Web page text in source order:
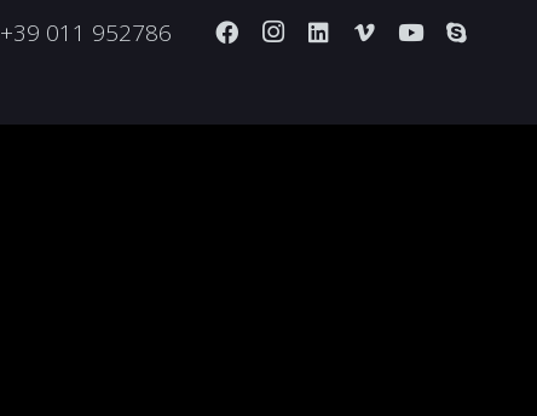
+39 011 952786